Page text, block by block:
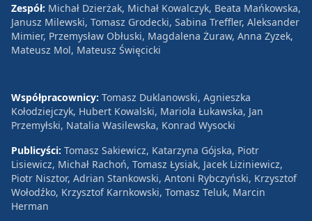
Zespół: Michał Dzierżak, Michał Kowalczyk, Beata Mańkowska,
Janusz Milewski, Tomasz Grodecki, Sabina Treffler, Aleksander
Mimier, Przemysław Obłuski, Magdalena Żuraw, Anna Zyzek,
Mateusz Mol, Mateusz Święcicki
Współpracownicy: Tomasz Duklanowski, Agnieszka
Kołodziejczyk, Hubert Kowalski, Mariola Łukawska, Jan
Przemyłski, Natalia Wasilewska, Konrad Wysocki
Publicyści: Tomasz Sakiewicz, Katarzyna Gójska, Piotr
Lisiewicz, Michał Rachoń, Tomasz Łysiak, Jacek Liziniewicz,
Piotr Nisztor, Adrian Stankowski, Antoni Rybczyński, Krzysztof
Wołodźko, Krzysztof Karnkowski, Tomasz Teluk, Marcin
Herman